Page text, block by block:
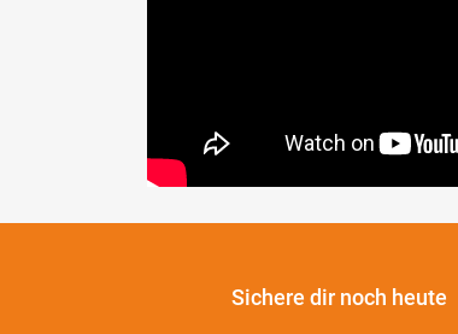
Sichere dir noch heute